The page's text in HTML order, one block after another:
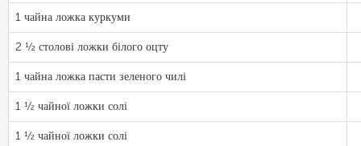
1 чайна ложка куркуми
2 ½ столові ложки білого оцту
1 чайна ложка пасти зеленого чилі
1 ½ чайної ложки солі
1 ½ чайної ложки солі